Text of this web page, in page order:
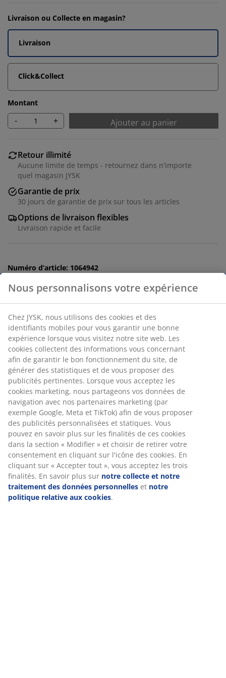
Livraison ou Collecte en magasin?
Livraison
Click&Collect
Montant
- + Ajouter au panier
Retour illimité
Aucune limite de temps - retournez dans n'importe
quel magasin JYSK
Garantie de prix
30 jours de garantie de prix sur tous les articles
Options de livraison flexibles
Livraison rapide et facile
Numéro d’article: 1064942
Spécifications
Avis
(2)
Livraison
Nous personnalisons votre expérience
Chez JYSK, nous utilisons des cookies et des
identifiants mobiles pour vous garantir une bonne
expérience lorsque vous visitez notre site web. Les
cookies collectent des informations vous concernant
afin de garantir le bon fonctionnement du site, de
générer des statistiques et de vous proposer des
publicités pertinentes. Lorsque vous acceptez les
cookies marketing, nous partageons vos données de
navigation avec nos partenaires marketing (par
exemple Google, Meta et TikTok) afin de vous proposer
des publicités personnalisées et statiques. Vous
pouvez en savoir plus sur les finalités de ces cookies
dans la section « Modifier » et choisir de retirer votre
consentement en cliquant sur l'icône des cookies. En
cliquant sur « Accepter tout », vous acceptez les trois
finalités. En savoir plus sur notre collecte et notre
traitement des données personnelles et notre
politique relative aux cookies.